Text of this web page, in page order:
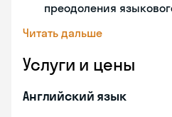
преодоления
Читать дальше
Услуги и цены
Английский язык